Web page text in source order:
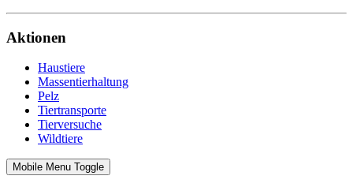
Aktionen
Haustiere
Massentierhaltung
Pelz
Tiertransporte
Tierversuche
Wildtiere
Mobile Menu Toggle